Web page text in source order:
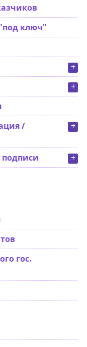
ключ"
+
+
+
/
+
гос.